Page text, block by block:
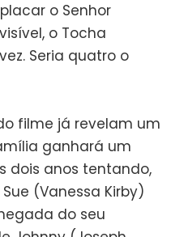
o Senhor
o Tocha
Seria quatro o
filme já revelam um
ganhará um
dois anos tentando,
(Vanessa Kirby)
do seu